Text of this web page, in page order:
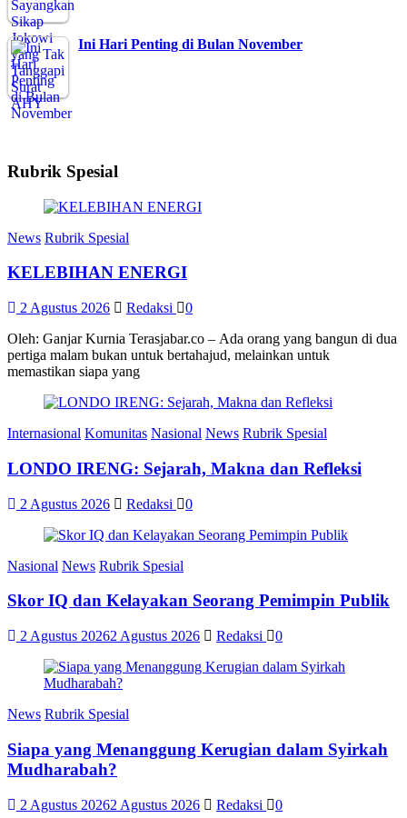
Ini Hari Penting di Bulan November
Rubrik Spesial
News Rubrik Spesial
KELEBIHAN ENERGI
2 Agustus 2026 Redaksi
0
Oleh: Ganjar Kurnia Terasjabar.co – Ada orang yang bangun di dua
pertiga malam bukan untuk bertahajud, melainkan untuk
memastikan siapa yang
Internasional Komunitas Nasional News Rubrik Spesial
LONDO IRENG: Sejarah, Makna dan Refleksi
2 Agustus 2026 Redaksi 0
Nasional News Rubrik Spesial
Skor IQ dan Kelayakan Seorang Pemimpin Publik
2 Agustus 20262 Agustus 2026 Redaksi 0
News Rubrik Spesial
Siapa yang Menanggung Kerugian dalam Syirkah
Mudharabah?
2 Agustus 20262 Agustus 2026 Redaksi 0